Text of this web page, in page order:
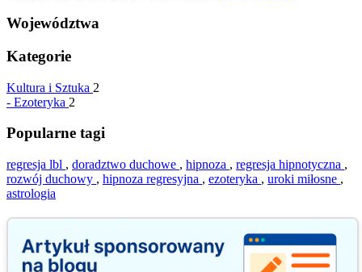
Województwa
Kategorie
Kultura i Sztuka 2
- Ezoteryka 2
Popularne tagi
regresja lbl , doradztwo duchowe , hipnoza , regresja hipnotyczna ,
rozwój duchowy , hipnoza regresyjna , ezoteryka , uroki miłosne ,
astrologia